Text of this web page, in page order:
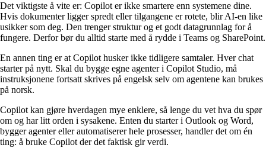
Det viktigste å vite er: Copilot er ikke smartere enn systemene dine.
Hvis dokumenter ligger spredt eller tilgangene er rotete, blir AI-en like
usikker som deg. Den trenger struktur og et godt datagrunnlag for å
fungere. Derfor bør du alltid starte med å rydde i Teams og SharePoint.
En annen ting er at Copilot husker ikke tidligere samtaler. Hver chat
starter på nytt. Skal du bygge egne agenter i Copilot Studio, må
instruksjonene fortsatt skrives på engelsk selv om agentene kan brukes
på norsk.
Copilot kan gjøre hverdagen mye enklere, så lenge du vet hva du spør
om og har litt orden i sysakene. Enten du starter i Outlook og Word,
bygger agenter eller automatiserer hele prosesser, handler det om én
ting: å bruke Copilot der det faktisk gir verdi.